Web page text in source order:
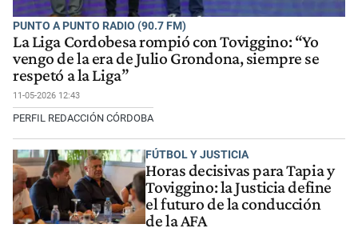
PUNTO A PUNTO RADIO (90.7 FM)
La Liga Cordobesa rompió con Toviggino: “Yo
vengo de la era de Julio Grondona, siempre se
respetó a la Liga”
11-05-2026 12:43
PERFIL REDACCIÓN CÓRDOBA
FÚTBOL Y JUSTICIA
Horas decisivas para Tapia y
Toviggino: la Justicia define
el futuro de la conducción
de la AFA